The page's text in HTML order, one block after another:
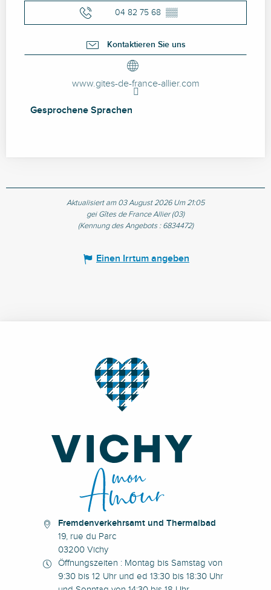
04 82 75 68 ▒▒
Kontaktieren Sie uns
www.gites-de-france-allier.com
Gesprochene Sprachen
Gesprochene Sprachen
Aktualisiert am 03 August 2026 Um 21:05
gei Gîtes de France Allier (03)
(Kennung des Angebots : 6834472)
Einen Irrtum angeben
Fremdenverkehrsamt und Thermalbad
19, rue du Parc
03200 Vichy
Öffnungszeiten : Montag bis Samstag von
9:30 bis 12 Uhr und ed 13:30 bis 18:30 Uhr